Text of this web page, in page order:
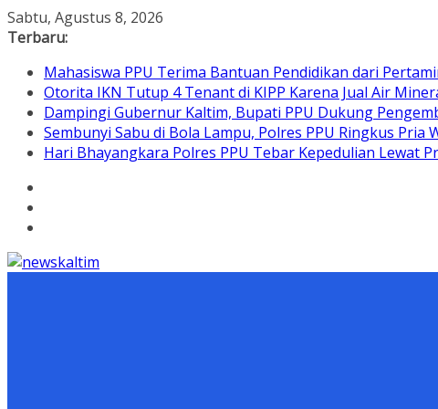
Skip
to
Sabtu, Agustus 8, 2026
Terbaru:
Mahasiswa PPU Terima Bantuan Pendidikan dari
Otorita IKN Tutup 4 Tenant di KIPP Karena Jual Air
Dampingi Gubernur Kaltim, Bupati PPU Dukung
Sembunyi Sabu di Bola Lampu, Polres PPU Ringkus Pria
Hari Bhayangkara Polres PPU Tebar Kepedulian Lewat